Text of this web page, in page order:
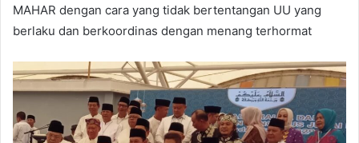
MAHAR dengan cara yang tidak bertentangan UU yang
berlaku dan berkoordinas dengan menang terhormat